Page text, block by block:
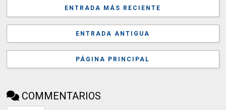
ENTRADA MÁS RECIENTE
ENTRADA ANTIGUA
PÁGINA PRINCIPAL
COMMENTARIOS